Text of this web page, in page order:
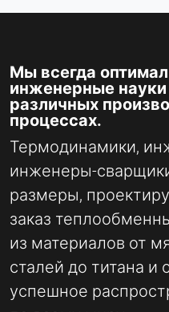
Мы всегда
инженерные
различных
процессах.
Термодинамики,
инженеры-
размеры,
заказ
из материалов от
сталей до титана и
успешное